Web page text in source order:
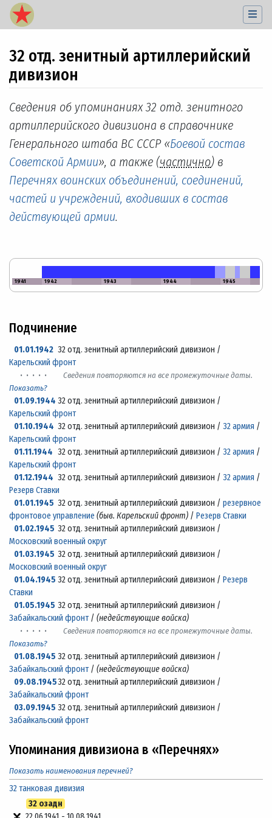
32 отд. зенитный артиллерийский
дивизион
Перейти к:навигация,поиск
Сведения об упоминаниях 32 отд. зенитного
артиллерийского дивизиона в справочнике
Генерального штаба ВС СССР «Боевой состав
Советской Армии», а также (частично) в
Перечнях воинских объединений, соединений,
частей и учреждений, входивших в состав
действующей армии.
1941 1942 1943 1944 1945
Подчинение
01.01.194232 отд. зенитный артиллерийский дивизион /
Карельский фронт
· · · · ·
Сведения повторяются на все промежуточные даты.
Показать?
01.09.194432 отд. зенитный артиллерийский дивизион /
Карельский фронт
01.10.194432 отд. зенитный артиллерийский дивизион /32 армия /
Карельский фронт
01.11.1944 32 отд. зенитный артиллерийский дивизион /32 армия /
Карельский фронт
01.12.194432 отд. зенитный артиллерийский дивизион /32 армия /
Резерв Ставки
01.01.194532 отд. зенитный артиллерийский дивизион /резервное
фронтовое управление (быв. Карельский фронт) / Резерв Ставки
01.02.194532 отд. зенитный артиллерийский дивизион /
Московский военный округ
01.03.194532 отд. зенитный артиллерийский дивизион /
Московский военный округ
01.04.194532 отд. зенитный артиллерийский дивизион /Резерв
Ставки
01.05.194532 отд. зенитный артиллерийский дивизион /
Забайкальский фронт/ (недействующие войска)
· · · · ·
Сведения повторяются на все промежуточные даты.
Показать?
01.08.194532 отд. зенитный артиллерийский дивизион /
Забайкальский фронт/ (недействующие войска)
09.08.194532 отд. зенитный артиллерийский дивизион /
Забайкальский фронт
03.09.194532 отд. зенитный артиллерийский дивизион /
Забайкальский фронт
Упоминания дивизиона в «Перечнях»
Показать наименования перечней?
32 танковая дивизия
32 озадн